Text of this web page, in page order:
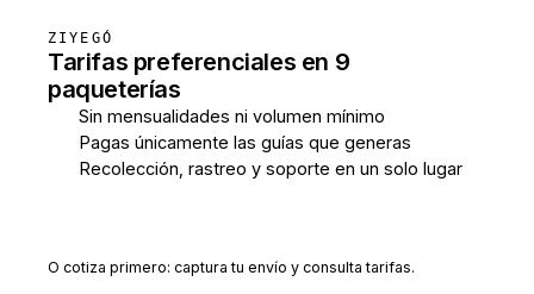
ZIYEGÓ
Tarifas preferenciales en 9
paqueterías
Sin mensualidades ni volumen mínimo
Pagas únicamente las guías que generas
Recolección, rastreo y soporte en un solo lugar
O cotiza primero: captura tu envío y consulta tarifas.